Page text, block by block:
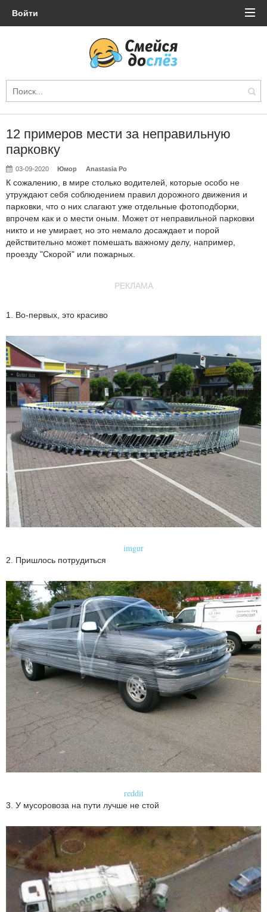
Войти
12 примеров мести за неправильную
парковку
03-09-2020 Юмор Anastasia Po
К сожалению, в мире столько водителей, которые особо не
утруждают себя соблюдением правил дорожного движения и
парковки, что о них слагают уже отдельные фотоподборки,
впрочем как и о мести оным. Может от неправильной парковки
никто и не умирает, но это немало досаждает и порой
действительно может помешать важному делу, например,
проезду "Скорой" или пожарных.
РЕКЛАМА
1. Во-первых, это красиво
imgur
2. Пришлось потрудиться
reddit
3. У мусоровоза на пути лучше не стой